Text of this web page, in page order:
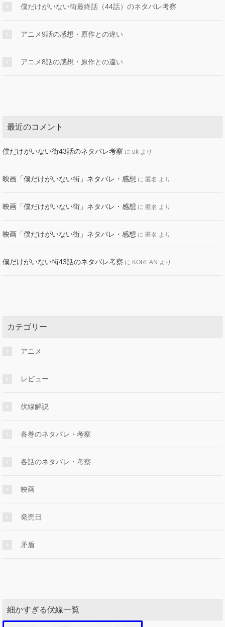
僕だけがいない街最終話（44話）のネタバレ考察
アニメ9話の感想・原作との違い
アニメ8話の感想・原作との違い
最近のコメント
僕だけがいない街43話のネタバレ考察 に uk より
映画「僕だけがいない街」ネタバレ・感想 に 匿名 より
映画「僕だけがいない街」ネタバレ・感想 に 匿名 より
映画「僕だけがいない街」ネタバレ・感想 に 匿名 より
僕だけがいない街43話のネタバレ考察 に KOREAN より
カテゴリー
アニメ
レビュー
伏線解説
各巻のネタバレ・考察
各話のネタバレ・考察
映画
発売日
矛盾
細かすぎる伏線一覧